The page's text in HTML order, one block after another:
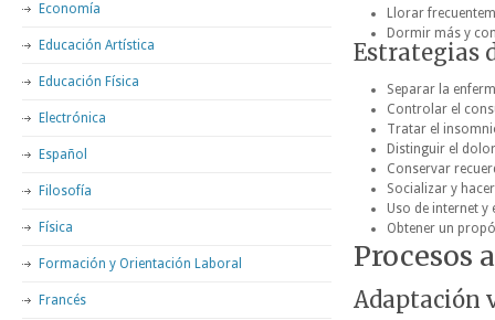
Llorar
Dormir más y
Estrategias
Separar la
Controlar el
Tratar el
Distinguir el
Conservar
Socializar y
Uso de internet y
Obtener un
Procesos
Adaptación
Economía
Educación Artística
Educación Física
Electrónica
Español
Filosofía
Física
Formación y Orientación Laboral
Francés